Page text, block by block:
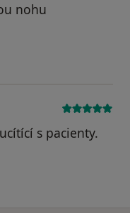
nohu
s pacienty.
Pacient